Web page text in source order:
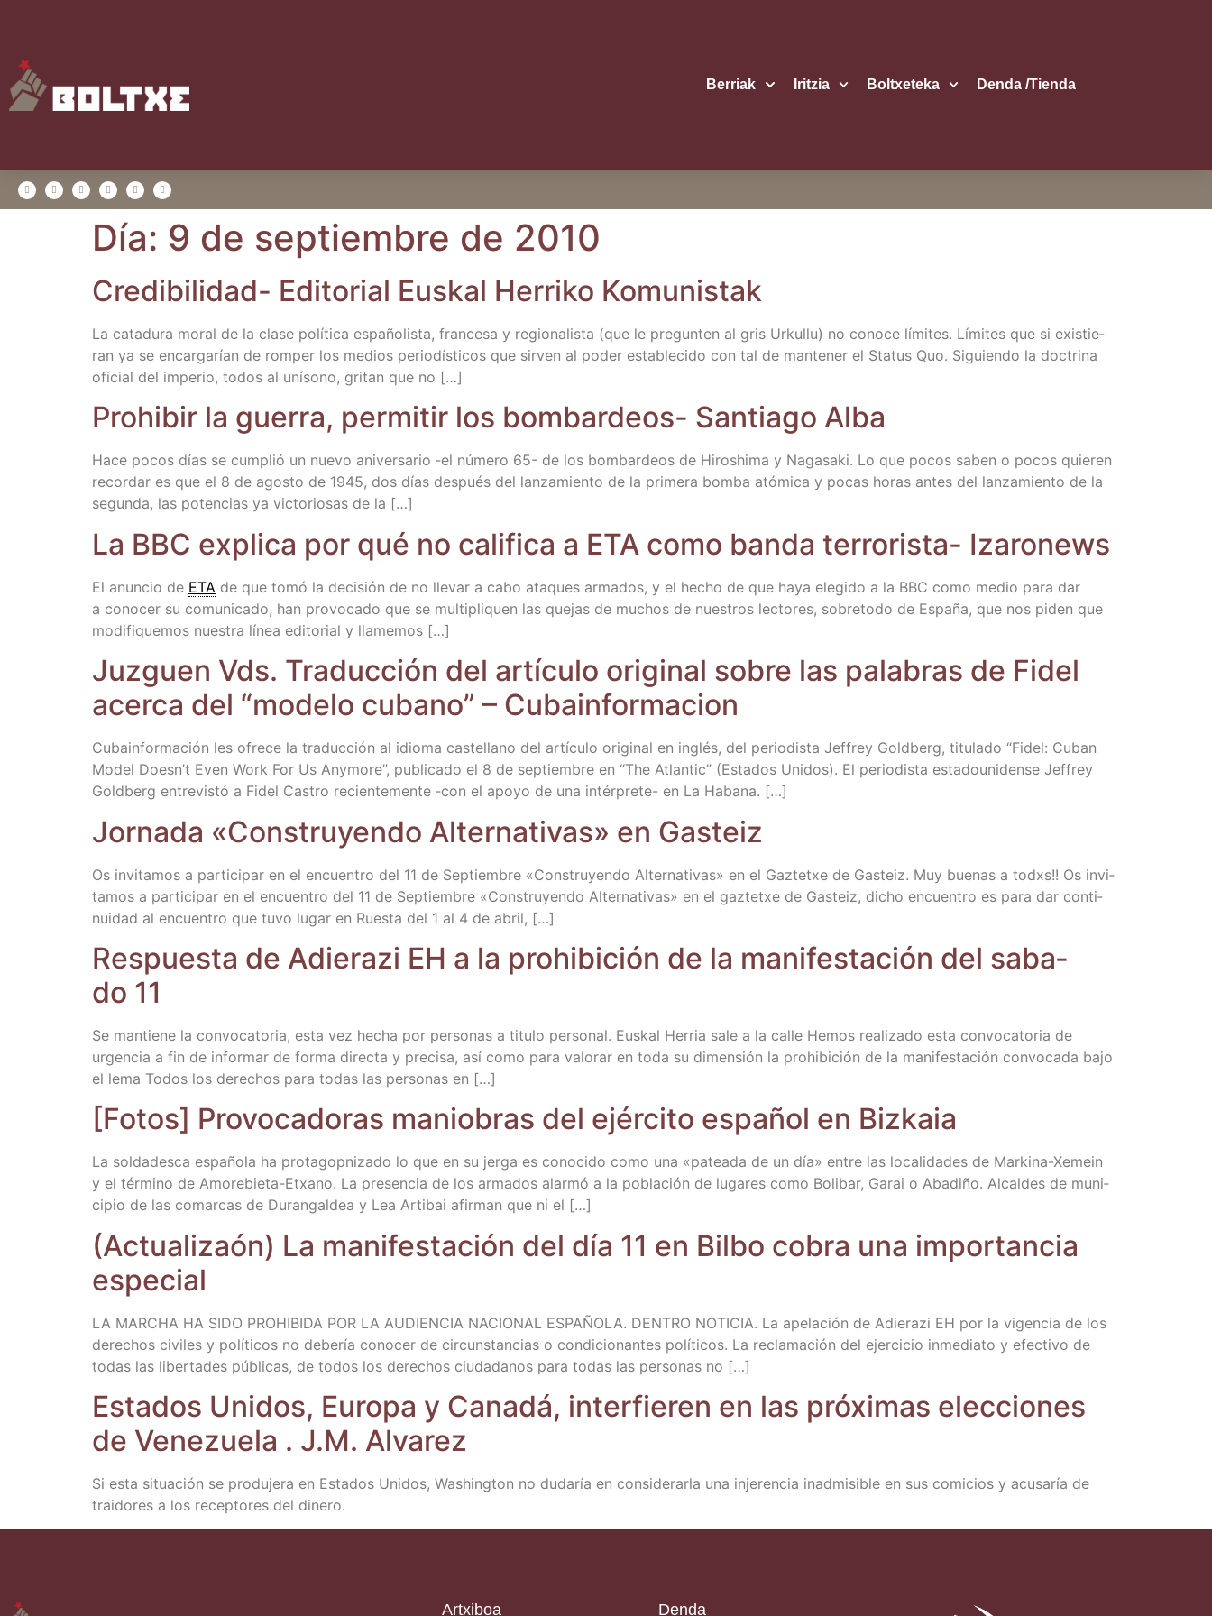
Berriak Iritzia Boltxe­te­ka Den­da /​Tien­da
Día: 9 de septiembre de 2010
Cre­di­bi­li­dad- Edi­to­rial Eus­kal Herri­ko Komunistak
La cata­du­ra moral de la cla­se polí­ti­ca espa­ño­lis­ta, fran­ce­sa y regio­na­lis­ta (que le pre­gun­ten al gris Urku­llu) no cono­ce lími­tes. Lími­tes que si exis­tie­
ran ya se encar­ga­rían de rom­per los medios perio­dís­ti­cos que sir­ven al poder esta­ble­ci­do con tal de man­te­ner el Sta­tus Quo. Siguien­do la doc­tri­na
ofi­cial del impe­rio, todos al uní­sono, gri­tan que no […]
Prohi­bir la gue­rra, per­mi­tir los bom­bar­deos- San­tia­go Alba
Hace pocos días se cum­plió un nue­vo ani­ver­sa­rio ‑el núme­ro 65- de los bom­bar­deos de Hiroshi­ma y Naga­sa­ki. Lo que pocos saben o pocos quie­ren
recor­dar es que el 8 de agos­to de 1945, dos días des­pués del lan­za­mien­to de la pri­me­ra bom­ba ató­mi­ca y pocas horas antes del lan­za­mien­to de la
segun­da, las poten­cias ya vic­to­rio­sas de la […]
La BBC expli­ca por qué no cali­fi­ca a ETA como ban­da terro­ris­ta- Izaronews
El anun­cio de ETA de que tomó la deci­sión de no lle­var a cabo ata­ques arma­dos, y el hecho de que haya ele­gi­do a la BBC como medio para dar
a cono­cer su comu­ni­ca­do, han pro­vo­ca­do que se mul­ti­pli­quen las que­jas de muchos de nues­tros lec­to­res, sobre­to­do de Espa­ña, que nos piden que
modi­fi­que­mos nues­tra línea edi­to­rial y llamemos […]
Juz­guen Vds. Tra­duc­ción del artícu­lo ori­gi­nal sobre las pala­bras de Fidel
acer­ca del “mode­lo cubano” – Cubainformacion
Cubain­for­ma­ción les ofre­ce la tra­duc­ción al idio­ma cas­te­llano del artícu­lo ori­gi­nal en inglés, del perio­dis­ta Jef­frey Gold­berg, titu­la­do “Fidel: Cuban
Model Does­n’t Even Work For Us Any­mo­re”, publi­ca­do el 8 de sep­tiem­bre en “The Atlan­tic” (Esta­dos Uni­dos). El perio­dis­ta esta­dou­ni­den­se Jef­frey
Gold­berg entre­vis­tó a Fidel Cas­tro recien­te­men­te ‑con el apo­yo de una inté­r­­pre­­te- en La Habana. […]
Jor­na­da «Cons­tru­yen­do Alter­na­ti­vas» en Gasteiz
Os invi­ta­mos a par­ti­ci­par en el encuen­tro del 11 de Sep­tiem­bre «Cons­tru­yen­do Alter­na­ti­vas» en el Gaz­tetxe de Gas­teiz. Muy bue­nas a todxs!! Os invi­
ta­mos a par­ti­ci­par en el encuen­tro del 11 de Sep­tiem­bre «Cons­tru­yen­do Alter­na­ti­vas» en el gaz­tetxe de Gas­teiz, dicho encuen­tro es para dar con­ti­
nui­dad al encuen­tro que tuvo lugar en Rues­ta del 1 al 4 de abril, […]
Res­pues­ta de Adie­ra­zi EH a la prohi­bi­ción de la mani­fes­ta­ción del saba­
do 11
Se man­tie­ne la con­vo­ca­to­ria, esta vez hecha por per­so­nas a titu­lo per­so­nal. Eus­kal Herria sale a la calle Hemos rea­li­za­do esta con­vo­ca­to­ria de
urgen­cia a fin de infor­mar de for­ma direc­ta y pre­ci­sa, así como para valo­rar en toda su dimen­sión la prohi­bi­ción de la mani­fes­ta­ción con­vo­ca­da bajo
el lema Todos los dere­chos para todas las per­so­nas en […]
[Fotos] Pro­vo­ca­do­ras manio­bras del ejér­ci­to espa­ñol en Bizkaia
La sol­da­des­ca espa­ño­la ha pro­ta­gop­ni­za­do lo que en su jer­ga es cono­ci­do como una «patea­da de un día» entre las loca­li­da­des de Mar­­ki­­na-Xemein
y el tér­mino de Amo­re­bie­ta-Etxano. La pre­sen­cia de los arma­dos alar­mó a la pobla­ción de luga­res como Boli­bar, Garai o Aba­di­ño. Alcal­des de muni­
ci­pio de las comar­cas de Duran­gal­dea y Lea Arti­bai afir­man que ni el […]
(Actua­li­zaón) La mani­fes­ta­ción del día 11 en Bil­bo cobra una impor­tan­cia
especial
LA MARCHA HA SIDO PROHIBIDA POR LA AUDIENCIA NACIONAL ESPAÑOLA. DENTRO NOTICIA. La ape­la­ción de Adie­ra­zi EH por la vigen­cia de los
dere­chos civi­les y polí­ti­cos no debe­ría cono­cer de cir­cuns­tan­cias o con­di­cio­nan­tes polí­ti­cos. La recla­ma­ción del ejer­ci­cio inme­dia­to y efec­ti­vo de
todas las liber­ta­des públi­cas, de todos los dere­chos ciu­da­da­nos para todas las per­so­nas no […]
Esta­dos Uni­dos, Euro­pa y Cana­dá, inter­fie­ren en las pró­xi­mas elec­cio­nes
de Vene­zue­la . J.M. Alvarez
Si esta situa­ción se pro­du­je­ra en Esta­dos Uni­dos, Washing­ton no duda­ría en con­si­de­rar­la una inje­ren­cia inad­mi­si­ble en sus comi­cios y acu­sa­ría de
trai­do­res a los recep­to­res del dinero.
Artxiboa Denda